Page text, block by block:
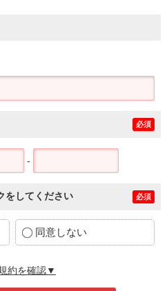
必須
-
をしてください 必須
同意しない
約を確認▼